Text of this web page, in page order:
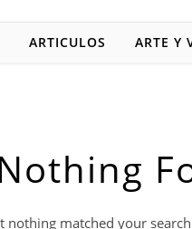
ARTICULOS ARTE Y
Nothing
nothing matched your